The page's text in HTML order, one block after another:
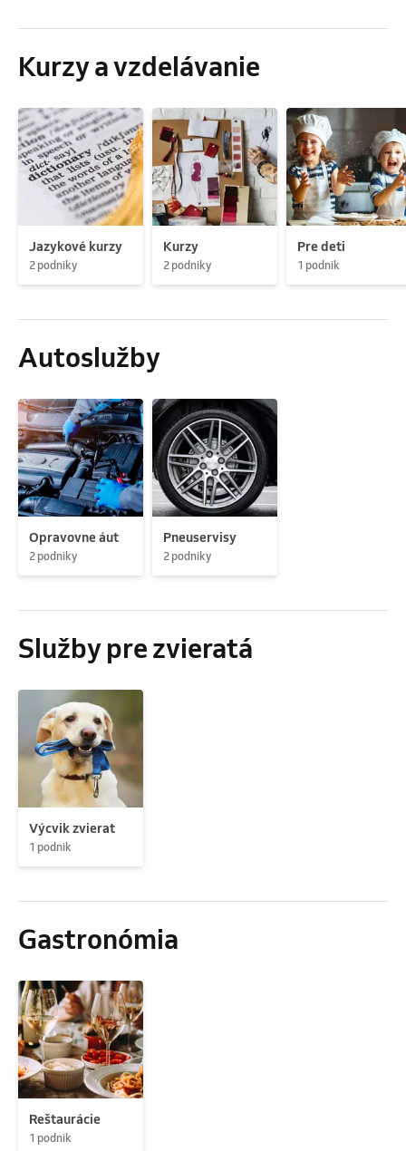
Kurzy a vzdelávanie
Jazykové kurzy
2 podniky
Kurzy
2 podniky
Pre deti
1 podnik
Autoslužby
Opravovne áut
2 podniky
Pneuservisy
2 podniky
Služby pre zvieratá
Výcvik zvierat
1 podnik
Gastronómia
Reštaurácie
1 podnik